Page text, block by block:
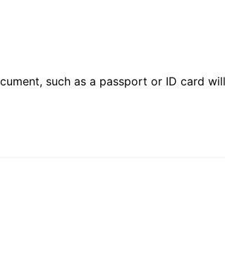
such as a passport or ID card